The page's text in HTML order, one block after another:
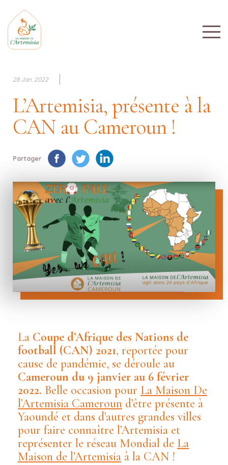
28 Jan. 2022
L’Artemisia, présente à la
CAN au Cameroun !
Partager
La Coupe d’Afrique des Nations de
football (CAN) 2021, reportée pour
cause de pandémie, se déroule au
Cameroun du 9 janvier au 6 février
2022. Belle occasion pour La Maison De
l’Artemisia Cameroun d’être présente à
Yaoundé et dans d’autres grandes villes
pour faire connaître l’Artemisia et
représenter le réseau Mondial de La
Maison de l’Artemisia à la CAN !